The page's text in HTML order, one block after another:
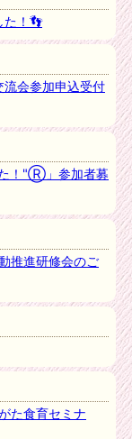
た！👣
流会参加申込受付
た！"Ⓡ」参加者募
推進研修会のご
た食育セミナ